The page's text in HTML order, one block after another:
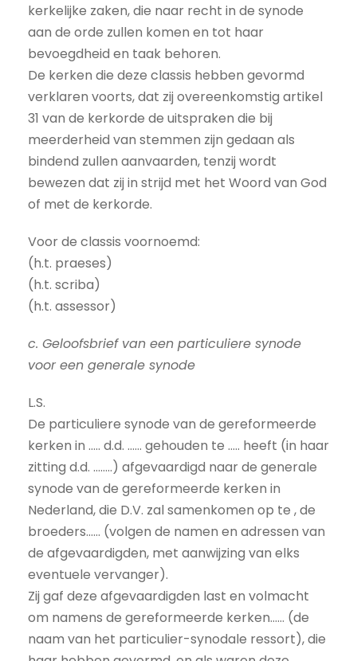
kerkelijke zaken, die naar recht in de synode
aan de orde zullen komen en tot haar
bevoegdheid en taak behoren.
De kerken die deze classis hebben gevormd
verklaren voorts, dat zij overeenkomstig artikel
31 van de kerkorde de uitspraken die bij
meerderheid van stemmen zijn gedaan als
bindend zullen aanvaarden, tenzij wordt
bewezen dat zij in strijd met het Woord van God
of met de kerkorde.
Voor de classis voornoemd:
(h.t. praeses)
(h.t. scriba)
(h.t. assessor)
c. Geloofsbrief van een particuliere synode
voor een generale synode
L.S.
De particuliere synode van de gereformeerde
kerken in ….. d.d. …… gehouden te ….. heeft (in haar
zitting d.d. ……..) afgevaardigd naar de generale
synode van de gereformeerde kerken in
Nederland, die D.V. zal samenkomen op te , de
broeders…… (volgen de namen en adressen van
de afgevaardigden, met aanwijzing van elks
eventuele vervanger).
Zij gaf deze afgevaardigden last en volmacht
om namens de gereformeerde kerken…… (de
naam van het particulier-synodale ressort), die